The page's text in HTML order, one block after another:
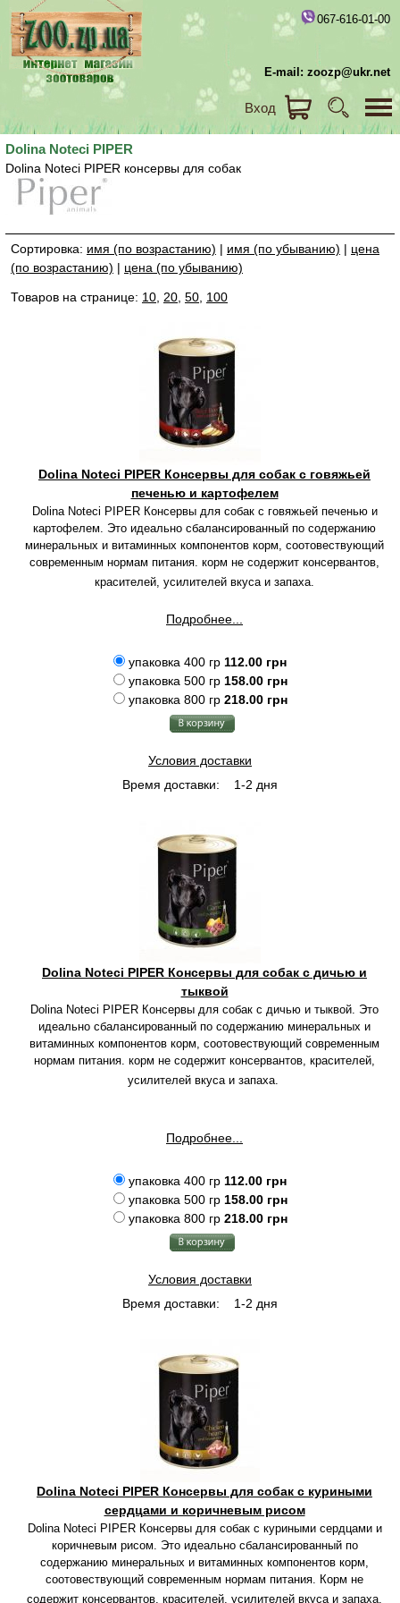
067-616-01-00
E-mail: zoozp@ukr.net
Вход
Dolina Noteci PIPER
Dolina Noteci PIPER консервы для собак
Сортировка: имя (по возрастанию) | имя (по убыванию) | цена
(по возрастанию) | цена (по убыванию)
Товаров на странице: 10 20 50 100
Dolina Noteci PIPER Консервы для собак с говяжьей
печенью и картофелем
Dolina Noteci PIPER Консервы для собак с говяжьей печенью и
картофелем. Это идеально сбалансированный по содержанию
минеральных и витаминных компонентов корм, соотовествующий
современным нормам питания. корм не содержит консервантов,
красителей, усилителей вкуса и запаха.
Подробнее...
упаковка 400 гр 112.00 грн
упаковка 500 гр 158.00 грн
упаковка 800 гр 218.00 грн
Условия доставки
Время доставки:
1-2 дня
Dolina Noteci PIPER Консервы для собак с дичью и
тыквой
Dolina Noteci PIPER Консервы для собак с дичью и тыквой. Это
идеально сбалансированный по содержанию минеральных и
витаминных компонентов корм, соотовествующий современным
нормам питания. корм не содержит консервантов, красителей,
усилителей вкуса и запаха.
Подробнее...
упаковка 400 гр 112.00 грн
упаковка 500 гр 158.00 грн
упаковка 800 гр 218.00 грн
Условия доставки
Время доставки:
1-2 дня
Dolina Noteci PIPER Консервы для собак с куриными
сердцами и коричневым рисом
Dolina Noteci PIPER Консервы для собак с куриными сердцами и
коричневым рисом. Это идеально сбалансированный по
содержанию минеральных и витаминных компонентов корм,
соотовествующий современным нормам питания. Корм не
содержит консервантов, красителей, усилителей вкуса и запаха.